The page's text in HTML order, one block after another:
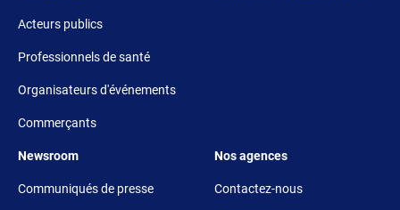
Acteurs publics
Professionnels de santé
Organisateurs d'événements
Commerçants
Footer 5
Newsroom
Communiqués de presse
Footer 6
Nos agences
Contactez-nous